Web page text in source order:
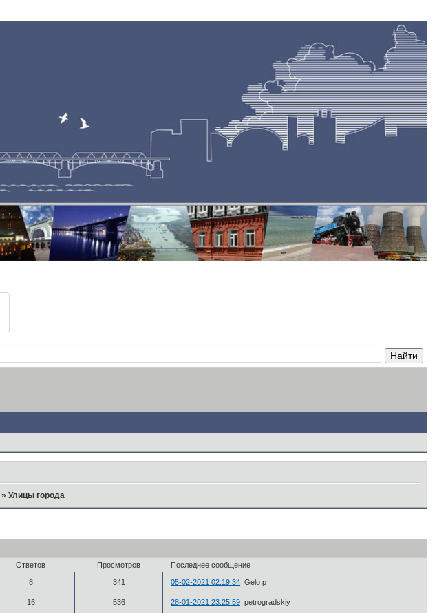
»Улицы города
Ответов Просмотров Последнее сообщение
8 341 05-02-2021 02:19:34 Gelo p
16 536 28-01-2021 23:25:59 petrogradskiy